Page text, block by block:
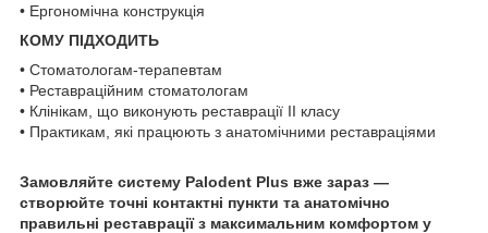
• Ергономічна конструкція
КОМУ ПІДХОДИТЬ
• Стоматологам-терапевтам
• Реставраційним стоматологам
• Клінікам, що виконують реставрації II класу
• Практикам, які працюють з анатомічними реставраціями
Замовляйте систему Palodent Plus вже зараз —
створюйте точні контактні пункти та анатомічно
правильні реставрації з максимальним комфортом у